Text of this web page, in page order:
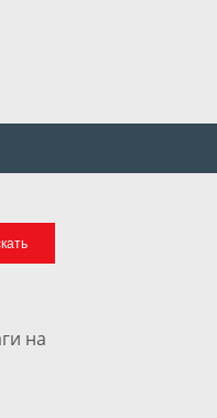
на